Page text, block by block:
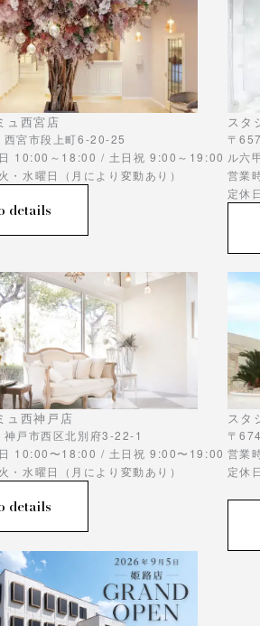
ュ西宮店
宮市段上町6-20-25
10:00～18:00 / 土日祝 9:00～19:00
・水曜日（月により変動あり）
details
スタ
〒
ル六
営業
定休
ュ西神戸店
戸市西区北別府3-22-1
10:00〜18:00 / 土日祝 9:00〜19:00
・水曜日（月により変動あり）
details
スタ
〒
営業
定休